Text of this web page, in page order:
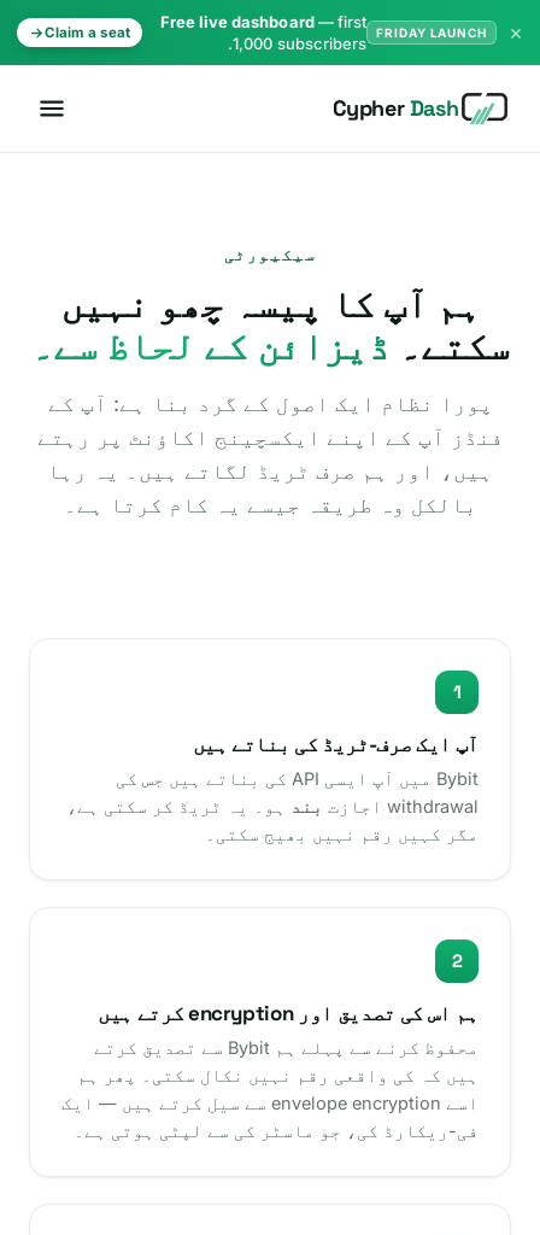
FRIDAY LAUNCH
Free live dashboard— first
1,000 subscribers.
Claim a seat ×
CypherDash
سیکیورٹی
ہم آپ کا پیسہ چھو نہیں
سکتے۔ ڈیزائن کے لحاظ سے۔
پورا نظام ایک اصول کے گرد بنا ہے: آپ کے
فنڈز آپ کے اپنے ایکسچینج اکاؤنٹ پر رہتے
ہیں، اور ہم صرف ٹریڈ لگاتے ہیں۔ یہ رہا
بالکل وہ طریقہ جیسے یہ کام کرتا ہے۔
1
آپ ایک صرف-ٹریڈ کی بناتے ہیں
Bybit میں آپ ایسی API کی بناتے ہیں جس کی
withdrawal اجازت
بند
ہو۔ یہ ٹریڈ کر سکتی ہے،
مگر کہیں رقم نہیں بھیج سکتی۔
2
ہم اس کی تصدیق اور encryption کرتے ہیں
محفوظ کرنے سے پہلے ہم Bybit سے تصدیق کرتے
ہیں کہ کی واقعی رقم نہیں نکال سکتی۔ پھر ہم
اسے envelope encryption سے سیل کرتے ہیں — ایک
فی-ریکارڈ کی، جو ماسٹر کی سے لپٹی ہوتی ہے۔